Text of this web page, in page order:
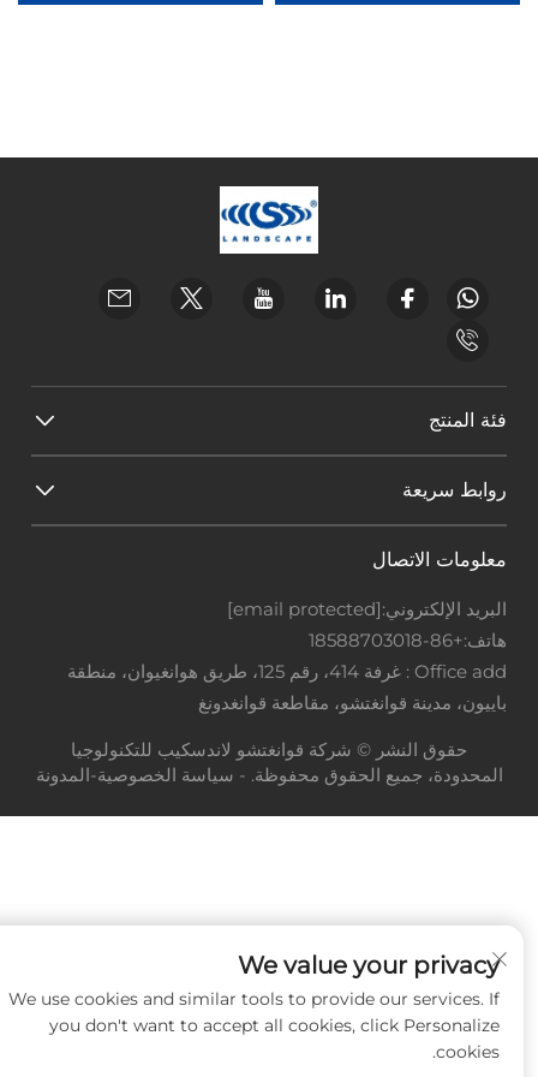
فئة المنتج
روابط سريعة
معلومات الاتصال
البريد الإلكتروني:[email protected]
هاتف: +86-18588703018
Office add : غرفة 414، رقم 125، طريق هوانغيوان، منطقة
باييون، مدينة قوانغتشو، مقاطعة قوانغدونغ
حقوق النشر © شركة قوانغتشو لاندسكيب للتكنولوجيا
المحدودة، جميع الحقوق محفوظة. - سياسة الخصوصية-المدونة
We value your privacy
We use cookies and similar tools to provide our services. If
you don't want to accept all cookies, click Personalize
cookies.